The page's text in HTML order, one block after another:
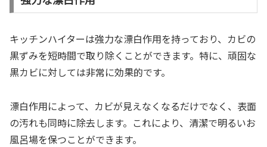
キッチンハイターは強力な漂白作用を持っており、カビの
黒ずみを短時間で取り除くことができます。特に、頑固な
黒カビに対しては非常に効果的です。
漂白作用によって、カビが見えなくなるだけでなく、表面
の汚れも同時に除去します。これにより、清潔で明るいお
風呂場を保つことができます。